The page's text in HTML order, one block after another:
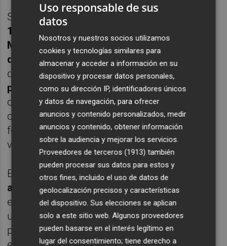
Se trata de la vía rápida de la Manga
12); las autovías del Noroeste (RM-15) y
Mar Menor (RM-19); y la Ronda Transversal
de Cartagena (RM-36).En los doce tramos
definidos se instalarán7.000 metros de
pantallas acústicasque se podrán
complementar con otros sistemas como
caballones de tierra, asfaltos
fonoabsorbentes y medidas para reducir
velocidad.
El ‘Plan Silencio’ es una estrategia
antirruidoque nace de la evaluación de las
emisiones sonoras de las vías a través de
unos mapas de ruido y su afección a la
población. Tras ese análisis se han
Uso responsable de sus
datos
Nosotros y nuestros socios utilizamos
cookies y tecnologías similares para
almacenar y acceder a información en su
dispositivo y procesar datos personales,
como su dirección IP, identificadores únicos
y datos de navegación, para ofrecer
anuncios y contenido personalizados, medir
anuncios y contenido, obtener información
sobre la audiencia y mejorar los servicios.
Proveedores de terceros (1913) también
pueden procesar sus datos para estos y
otros fines, incluido el uso de datos de
geolocalización precisos y características
del dispositivo. Sus elecciones se aplican
solo a este sitio web. Algunos proveedores
pueden basarse en el interés legítimo en
lugar del consentimiento; tiene derecho a